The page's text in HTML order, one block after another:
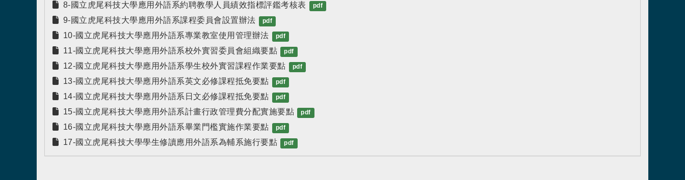
8-國立虎尾科技大學應用外語系約聘教學人員績效指標評鑑考核表 pdf
9-國立虎尾科技大學應用外語系課程委員會設置辦法 pdf
10-國立虎尾科技大學應用外語系專業教室使用管理辦法 pdf
11-國立虎尾科技大學應用外語系校外實習委員會組織要點 pdf
12-國立虎尾科技大學應用外語系學生校外實習課程作業要點 pdf
13-國立虎尾科技大學應用外語系英文必修課程抵免要點 pdf
14-國立虎尾科技大學應用外語系日文必修課程抵免要點 pdf
15-國立虎尾科技大學應用外語系計畫行政管理費分配實施要點 pdf
16-國立虎尾科技大學應用外語系畢業門檻實施作業要點 pdf
17-國立虎尾科技大學學生修讀應用外語系為輔系施行要點 pdf